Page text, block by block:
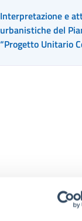
Interpretazione e
urbanistiche del
“Progetto Unitario